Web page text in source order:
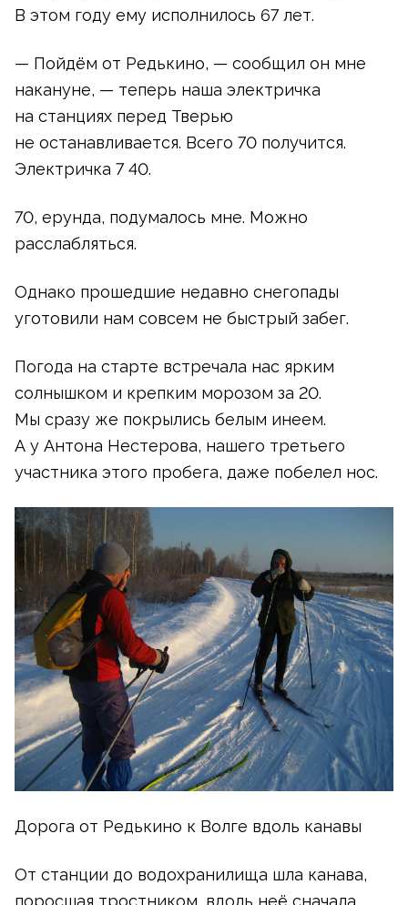
В этом году ему исполнилось 67 лет.
— Пойдём от Редькино, — сообщил он мне
накануне, — теперь наша электричка
на станциях перед Тверью
не останавливается. Всего 70 получится.
Электричка 7 40.
70, ерунда, подумалось мне. Можно
расслабляться.
Однако прошедшие недавно снегопады
уготовили нам совсем не быстрый забег.
Погода на старте встречала нас ярким
солнышком и крепким морозом за 20.
Мы сразу же покрылись белым инеем.
А у Антона Нестерова, нашего третьего
участника этого пробега, даже побелел нос.
Дорога от Редькино к Волге вдоль канавы
От станции до водохранилища шла канава,
поросшая тростником, вдоль неё сначала